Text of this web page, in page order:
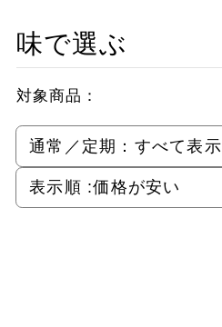
味で選ぶ
対象商品：
通常／定期： すべて表示
表示順 :価格が安い